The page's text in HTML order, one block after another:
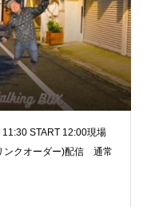
START 12:00現場
ンクオーダー)配信 通常